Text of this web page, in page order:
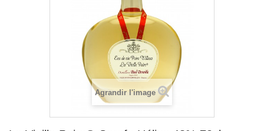
Agrandir l'image